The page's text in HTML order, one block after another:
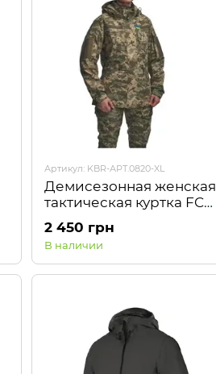
Артикул: KBR-АРТ.0820-XL
Демисезонная женская
тактическая куртка FC
Combat Fit Пиксель
Kiborg
2 450 грн
В наличии